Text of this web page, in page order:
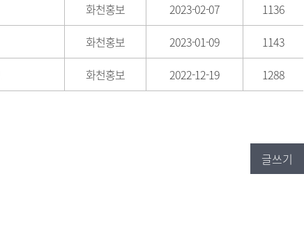
화천홍보 2023-02-07
1136
화천홍보 2023-01-09
1143
화천홍보 2022-12-19 1288
글쓰기